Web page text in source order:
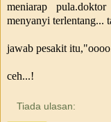
meniarap
menyanyi terlentang...
jawab pesakit
ceh...!
Tiada ulasan: